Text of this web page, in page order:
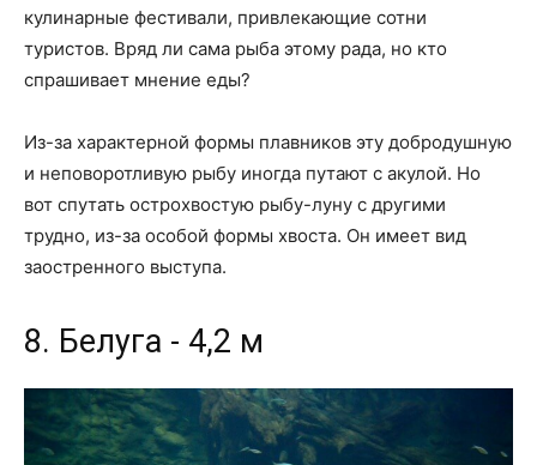
кулинарные фестивали, привлекающие сотни
туристов. Вряд ли сама рыба этому рада, но кто
спрашивает мнение еды?
Из-за характерной формы плавников эту добродушную
и неповоротливую рыбу иногда путают с акулой. Но
вот спутать острохвостую рыбу-луну с другими
трудно, из-за особой формы хвоста. Он имеет вид
заостренного выступа.
8. Белуга - 4,2 м